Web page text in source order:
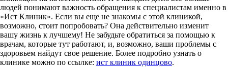
людей понимают важность обращения к специалистам именно в
«Ист Клиник». Если вы еще не знакомы с этой клиникой,
возможно, стоит попробовать? Она действительно изменит
вашу жизнь к лучшему! Не забудьте обратиться за помощью к
врачам, которые тут работают, и, возможно, ваши проблемы с
здоровьем найдут свое решение. Более подробно узнать о
клинике можно по ссылке: ист клиник одинцово.